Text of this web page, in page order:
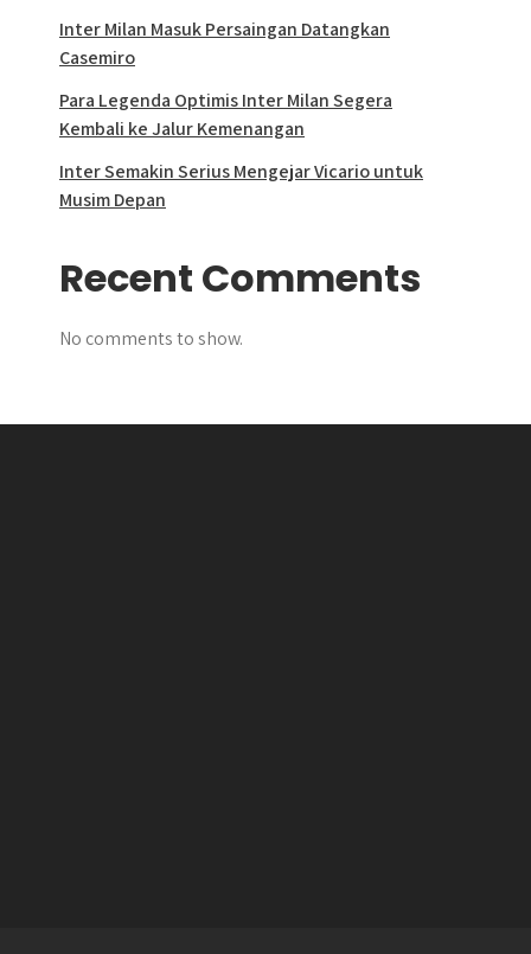
Inter Milan Masuk Persaingan Datangkan
Casemiro
Para Legenda Optimis Inter Milan Segera
Kembali ke Jalur Kemenangan
Inter Semakin Serius Mengejar Vicario untuk
Musim Depan
Recent Comments
No comments to show.